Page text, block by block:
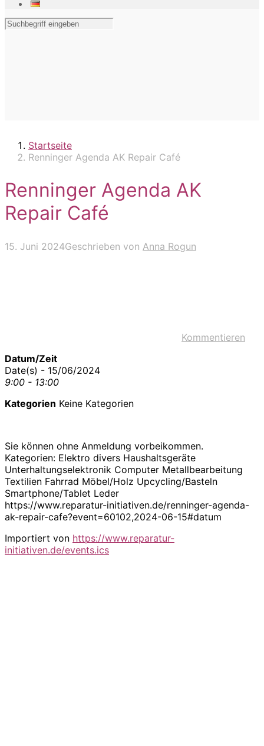
Startseite
Renninger Agenda AK Repair Café
Renninger Agenda AK
Repair Café
15. Juni 2024Geschrieben von Anna Rogun
Kommentieren
Datum/Zeit
Date(s) - 15/06/2024
9:00 - 13:00
Kategorien Keine Kategorien
Sie können ohne Anmeldung vorbeikommen.
Kategorien: Elektro divers Haushaltsgeräte
Unterhaltungselektronik Computer Metallbearbeitung
Textilien Fahrrad Möbel/Holz Upcycling/Basteln
Smartphone/Tablet Leder
https://www.reparatur-initiativen.de/renninger-agenda-
ak-repair-cafe?event=60102,2024-06-15#datum
Importiert von https://www.reparatur-
initiativen.de/events.ics